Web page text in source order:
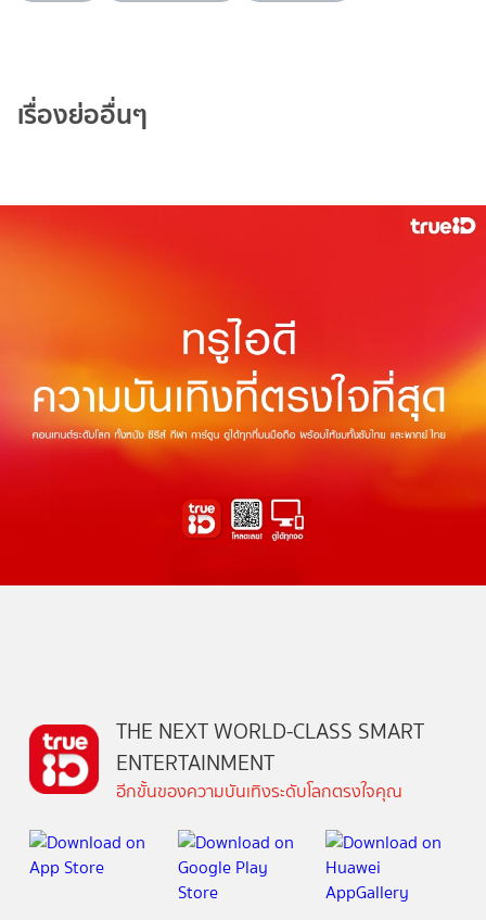
เรื่องย่ออื่นๆ
THE NEXT WORLD-CLASS SMART
ENTERTAINMENT
อีกขั้นของความบันเทิงระดับโลกตรงใจคุณ